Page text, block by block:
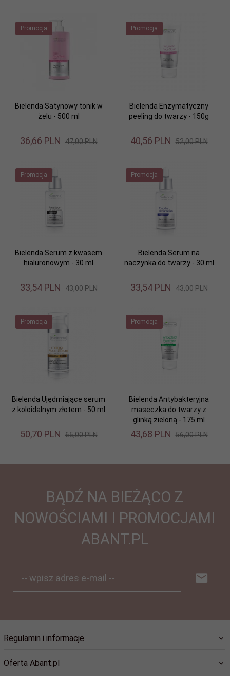
Promocja
Bielenda Satynowy tonik w
żelu - 500 ml
36,66 PLN 47,00 PLN
Promocja
Bielenda Enzymatyczny
peeling do twarzy - 150g
40,56 PLN 52,00 PLN
Promocja
Bielenda Serum z kwasem
hialuronowym - 30 ml
33,54 PLN 43,00 PLN
Promocja
Bielenda Serum na
naczynka do twarzy - 30 ml
33,54 PLN 43,00 PLN
Promocja
Bielenda Ujędrniające serum
z koloidalnym złotem - 50 ml
50,70 PLN 65,00 PLN
Promocja
Bielenda Antybakteryjna
maseczka do twarzy z
glinką zieloną - 175 ml
43,68 PLN 56,00 PLN
BĄDŹ NA BIEŻĄCO Z
NOWOŚCIAMI I PROMOCJAMI
ABANT.PL
-- wpisz adres e-mail --
Regulamin i informacje
Oferta Abant.pl